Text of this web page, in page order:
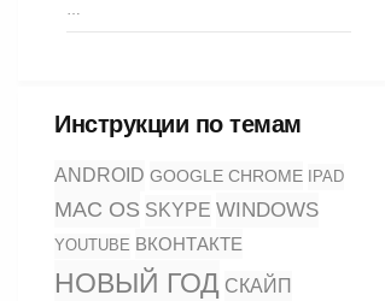
…
Инструкции по темам
ANDROID GOOGLE CHROME IPAD
MAC OS SKYPE WINDOWS
YOUTUBE ВКОНТАКТЕ
НОВЫЙ ГОД СКАЙП